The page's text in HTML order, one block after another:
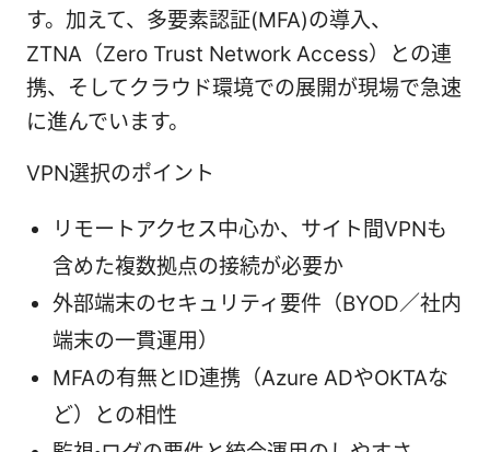
す。加えて、多要素認証(MFA)の導入、
ZTNA（Zero Trust Network Access）との連
携、そしてクラウド環境での展開が現場で急速
に進んでいます。
VPN選択のポイント
リモートアクセス中心か、サイト間VPNも
含めた複数拠点の接続が必要か
外部端末のセキュリティ要件（BYOD／社内
端末の一貫運用）
MFAの有無とID連携（Azure ADやOKTAな
ど）との相性